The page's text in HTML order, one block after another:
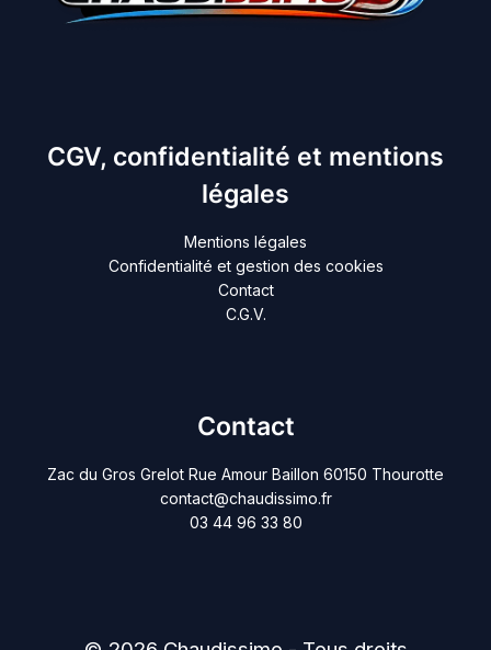
CGV, confidentialité et mentions
légales
Mentions légales
Confidentialité et gestion des cookies
Contact
C.G.V.
Contact
Zac du Gros Grelot Rue Amour Baillon 60150 Thourotte
contact@chaudissimo.fr
03 44 96 33 80